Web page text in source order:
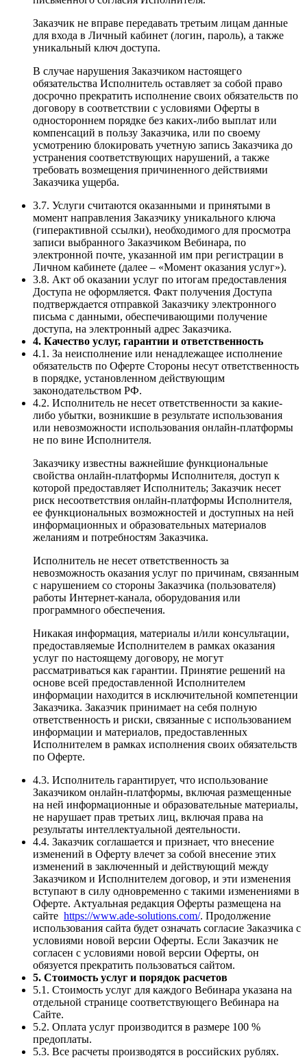
Заказчик не вправе передавать третьим лицам данные
для входа в Личный кабинет (логин, пароль), а также
уникальный ключ доступа.
В случае нарушения Заказчиком настоящего
обязательства Исполнитель оставляет за собой право
досрочно прекратить исполнение своих обязательств по
договору в соответствии с условиями Оферты в
одностороннем порядке без каких-либо выплат или
компенсаций в пользу Заказчика, или по своему
усмотрению блокировать учетную запись Заказчика до
устранения соответствующих нарушений, а также
требовать возмещения причиненного действиями
Заказчика ущерба.
3.7. Услуги считаются оказанными и принятыми в
момент направления Заказчику уникального ключа
(гиперактивной ссылки), необходимого для просмотра
записи выбранного Заказчиком Вебинара, по
электронной почте, указанной им при регистрации в
Личном кабинете (далее – «Момент оказания услуг»).
3.8. Акт об оказании услуг по итогам предоставления
Доступа не оформляется. Факт получения Доступа
подтверждается отправкой Заказчику электронного
письма с данными, обеспечивающими получение
доступа, на электронный адрес Заказчика.
4. Качество услуг, гарантии и ответственность
4.1. За неисполнение или ненадлежащее исполнение
обязательств по Оферте Стороны несут ответственность
в порядке, установленном действующим
законодательством РФ.
4.2. Исполнитель не несет ответственности за какие-
либо убытки, возникшие в результате использования
или невозможности использования онлайн-платформы
не по вине Исполнителя.
Заказчику известны важнейшие функциональные
свойства онлайн-платформы Исполнителя, доступ к
которой предоставляет Исполнитель; Заказчик несет
риск несоответствия онлайн-платформы Исполнителя,
ее функциональных возможностей и доступных на ней
информационных и образовательных материалов
желаниям и потребностям Заказчика.
Исполнитель не несет ответственность за
невозможность оказания услуг по причинам, связанным
с нарушением со стороны Заказчика (пользователя)
работы Интернет-канала, оборудования или
программного обеспечения.
Никакая информация, материалы и/или консультации,
предоставляемые Исполнителем в рамках оказания
услуг по настоящему договору, не могут
рассматриваться как гарантии. Принятие решений на
основе всей предоставленной Исполнителем
информации находится в исключительной компетенции
Заказчика. Заказчик принимает на себя полную
ответственность и риски, связанные с использованием
информации и материалов, предоставленных
Исполнителем в рамках исполнения своих обязательств
по Оферте.
4.3. Исполнитель гарантирует, что использование
Заказчиком онлайн-платформы, включая размещенные
на ней информационные и образовательные материалы,
не нарушает прав третьих лиц, включая права на
результаты интеллектуальной деятельности.
4.4. Заказчик соглашается и признает, что внесение
изменений в Оферту влечет за собой внесение этих
изменений в заключенный и действующий между
Заказчиком и Исполнителем договор, и эти изменения
вступают в силу одновременно с такими изменениями в
Оферте. Актуальная редакция Оферты размещена на
сайте https://www.ade-solutions.com/. Продолжение
использования сайта будет означать согласие Заказчика с
условиями новой версии Оферты. Если Заказчик не
согласен с условиями новой версии Оферты, он
обязуется прекратить пользоваться сайтом.
5. Стоимость услуг и порядок расчетов
5.1. Стоимость услуг для каждого Вебинара указана на
отдельной странице соответствующего Вебинара на
Сайте.
5.2. Оплата услуг производится в размере 100 %
предоплаты.
5.3. Все расчеты производятся в российских рублях.